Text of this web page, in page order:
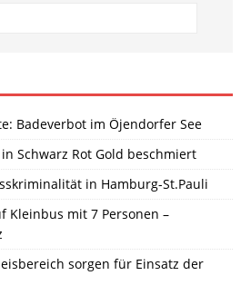
Badeverbot im Öjendorfer See
Schwarz Rot Gold beschmiert
in Hamburg-St.Pauli
Kleinbus mit 7 Personen –
sorgen für Einsatz der